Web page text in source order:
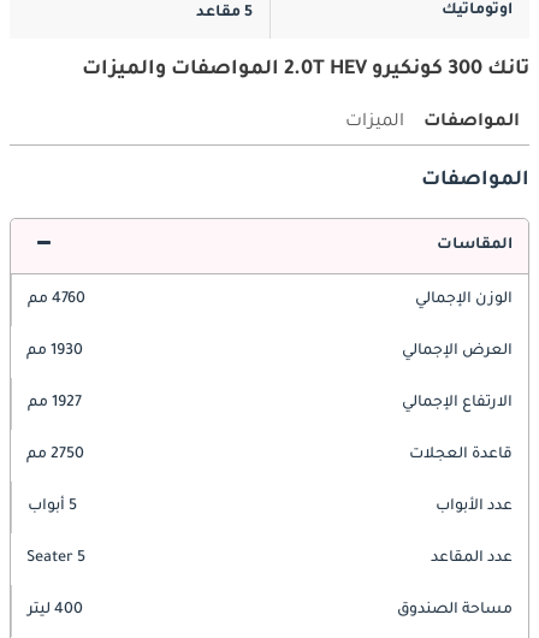
اوتوماتيك
5 مقاعد
تانك 300 كونكيرو 2.0T HEV المواصفات والميزات
المواصفات الميزات
المواصفات
المقاسات
الوزن الإجمالي 4760 مم
العرض الإجمالي 1930 مم
الارتفاع الإجمالي 1927 مم
قاعدة العجلات 2750 مم
عدد الأبواب 5 أبواب
عدد المقاعد 5 Seater
مساحة الصندوق 400 ليتر